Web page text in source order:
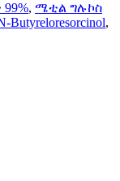
, ሜቲል ግሉኮስ
Butyreloresorcinol,